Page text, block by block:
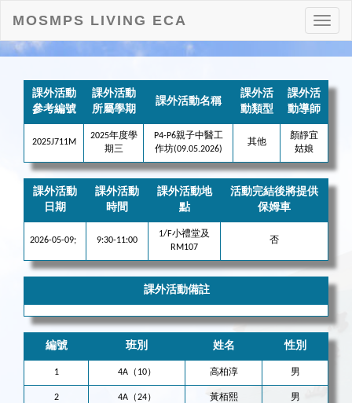
打
開
MOSMPS LIVING ECA
課外活動
參考編號
課外活動
所屬學期
課外活動名稱
課外活
動類型
課外活
動導師
2025J711M
2025年度學
期三
P4-P6親子中醫工
作坊(09.05.2026)
其他
顏靜宜
姑娘
課外活動
日期
課外活動
時間
課外活動地
點
活動完結後將提供
保姆車
2026-05-09; 9:30-11:00
1/F小禮堂及
RM107
否
課外活動備註
編號 班別 姓名 性別
1 4A（10） 高柏淳 男
2 4A（24） 黃栢熙 男